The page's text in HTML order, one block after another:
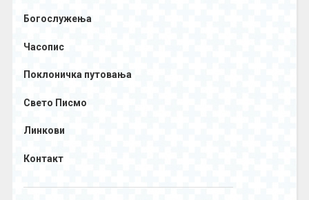
Богослужења
Часопис
Поклоничка путовања
Свето Писмо
Линкови
Контакт